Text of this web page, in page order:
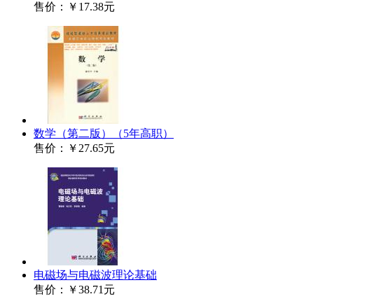
售价：
￥17.38元
数学（第二版）（5年高职）
售价：
￥27.65元
电磁场与电磁波理论基础
售价：
￥38.71元